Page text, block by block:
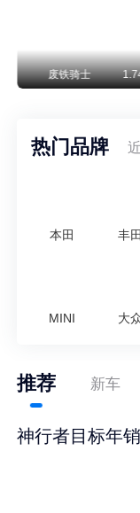
废铁骑士
热门品牌
本田 丰田
MINI 大
推荐 新车
神行者目标年